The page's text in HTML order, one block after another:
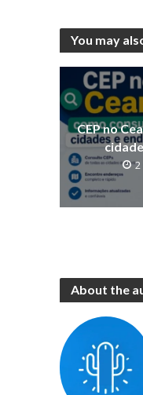
You may
CEP no
2
About the